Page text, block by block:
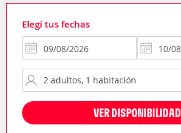
Elegí tus fechas
VER DISPONIBILIDAD